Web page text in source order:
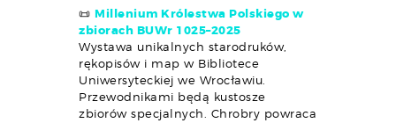
📜 Millenium Królestwa Polskiego w
zbiorach BUWr 1025–2025
Wystawa unikalnych starodruków,
rękopisów i map w Bibliotece
Uniwersyteckiej we Wrocławiu.
Przewodnikami będą kustosze
zbiorów specjalnych. Chrobry powraca